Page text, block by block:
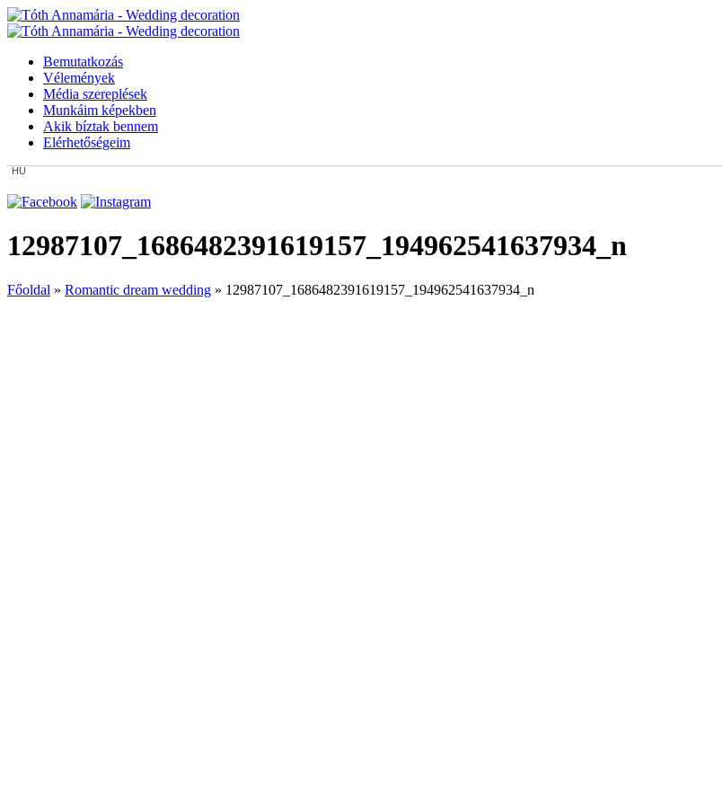
Bemutatkozás
Vélemények
Média szereplések
Munkáim képekben
Akik bíztak bennem
Elérhetőségeim
HU
12987107_1686482391619157_194962541637934_n
Főoldal » Romantic dream wedding » 12987107_1686482391619157_194962541637934_n